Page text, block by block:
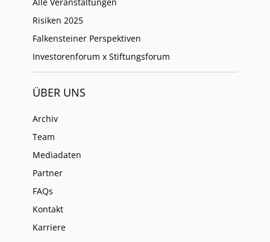
Risiken 2025
Falkensteiner Perspektiven
Investorenforum x Stiftungsforum
ÜBER UNS
Archiv
Team
Mediadaten
Partner
FAQs
Kontakt
Karriere